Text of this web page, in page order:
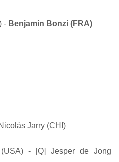
- Benjamin Bonzi (FRA)
Jarry (CHI)
- [Q] Jesper de Jong